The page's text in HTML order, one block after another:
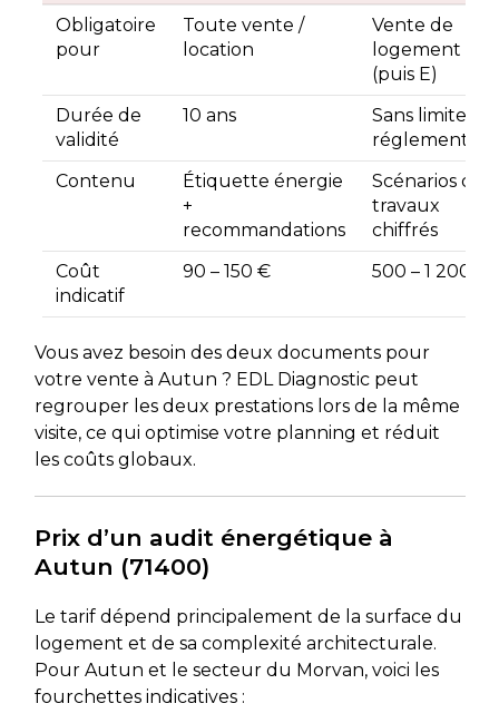
Obligatoire
pour
Toute vente /
location
Vente de
logement F, G
(puis E)
Durée de
validité
10 ans
Sans limite
Contenu
Étiquette énergie
+
recommandations
Scénarios de
travaux
chiffrés
Coût
indicatif
90 – 150 € 500 – 1 200 €
Vous avez besoin des deux documents pour
votre vente à Autun ? EDL Diagnostic peut
regrouper les deux prestations lors de la même
visite, ce qui optimise votre planning et réduit
les coûts globaux.
Prix d’un audit énergétique à
Autun (71400)
Le tarif dépend principalement de la surface du
logement et de sa complexité architecturale.
Pour Autun et le secteur du Morvan, voici les
fourchettes indicatives :